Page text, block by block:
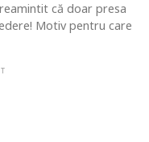
că doar presa
Motiv pentru care